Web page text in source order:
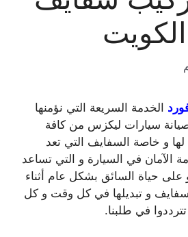
الخدمة السريعة التي نؤمنها
سيارات ليكزس من كافة
لها و خاصة السفايف التي تعد
الآمان في السيارة و التي تساعد
على حياة السائق بشكل عام أثناء
السفايف و تبديلها في كل وقت و كل
في طلبنا.